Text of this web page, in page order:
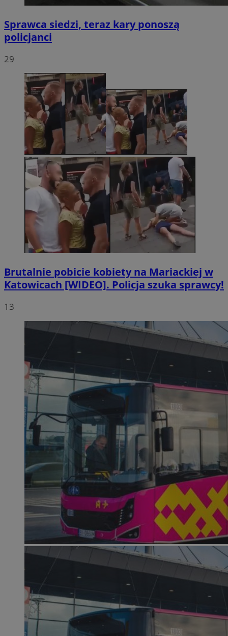
Sprawca siedzi, teraz kary ponoszą
policjanci
29
Brutalnie pobicie kobiety na Mariackiej w
Katowicach [WIDEO]. Policja szuka sprawcy!
13